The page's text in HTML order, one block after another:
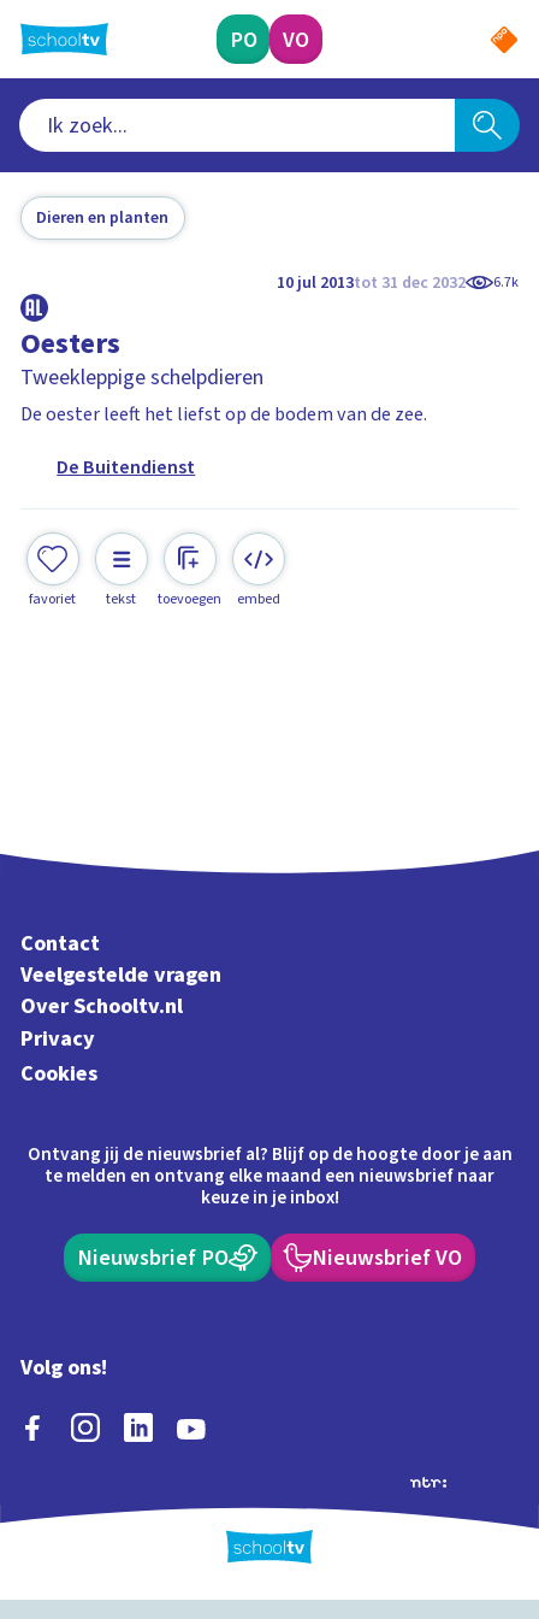
naar
hoofdinhoud
PO VO
Dieren en planten
10 jul 2013tot 31 dec 2032 6.7k
Oesters
Tweekleppige schelpdieren
De oester leeft het liefst op de bodem van de zee.
De Buitendienst
favoriet tekst toevoegen embed
Contact
Veelgestelde vragen
Over Schooltv.nl
Privacy
Cookies
Ontvang jij de nieuwsbrief al? Blijf op de hoogte door je aan
te melden en ontvang elke maand een nieuwsbrief naar
keuze in je inbox!
Nieuwsbrief PO Nieuwsbrief VO
Volg ons!